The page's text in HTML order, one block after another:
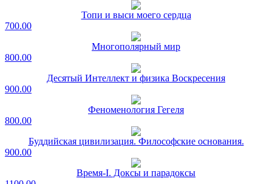
Топи и выси моего сердца
700.00
Многополярный мир
800.00
Десятый Интеллект и физика Воскресения
900.00
Феноменология Гегеля
800.00
Буддийская цивилизация. Философские основания.
900.00
Время-I. Доксы и парадоксы